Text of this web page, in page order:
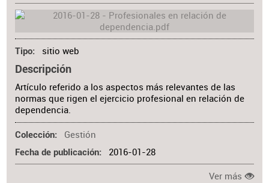
Tipo sitio web
Descripción
Artículo referido a los aspectos más relevantes de las
normas que rigen el ejercicio profesional en relación de
dependencia.
Colección Gestión
Fecha de publicación 2016-01-28
Ver más